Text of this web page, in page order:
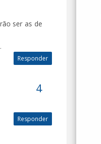
ser as de
Responder
Responder